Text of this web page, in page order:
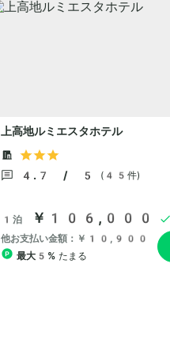
上高地ルミエスタホテル
4.7 / 5 (45件)
1泊 ￥106,000
他お支払い金額：￥10,900
最大5% たまる